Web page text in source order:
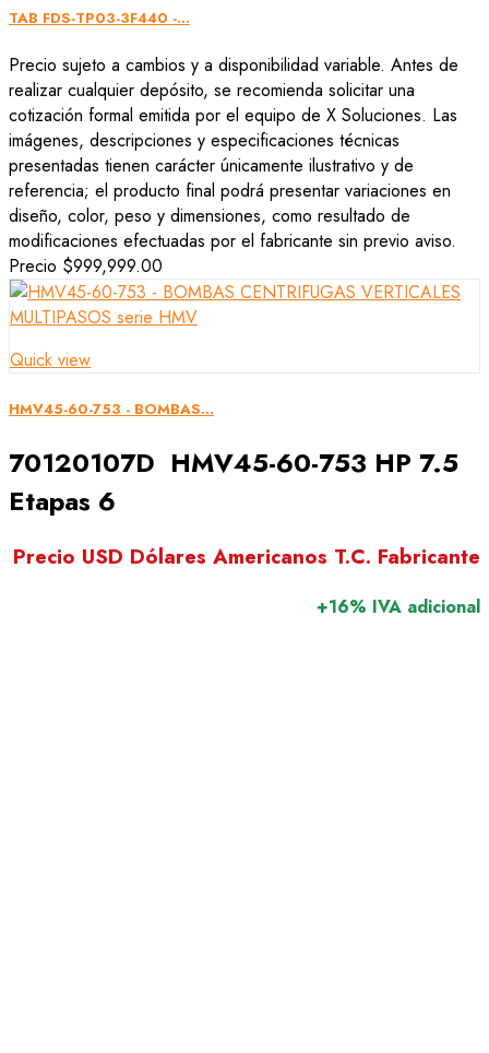
TAB FDS-TP03-3F440 -...
Precio sujeto a cambios y a disponibilidad variable. Antes de
realizar cualquier depósito, se recomienda solicitar una
cotización formal emitida por el equipo de X Soluciones. Las
imágenes, descripciones y especificaciones técnicas
presentadas tienen carácter únicamente ilustrativo y de
referencia; el producto final podrá presentar variaciones en
diseño, color, peso y dimensiones, como resultado de
modificaciones efectuadas por el fabricante sin previo aviso.
Precio $999,999.00
Quick view
HMV45-60-753 - BOMBAS...
70120107D HMV45-60-753 HP 7.5
Etapas 6
Precio USD Dólares Americanos T.C. Fabricante
+16% IVA adicional